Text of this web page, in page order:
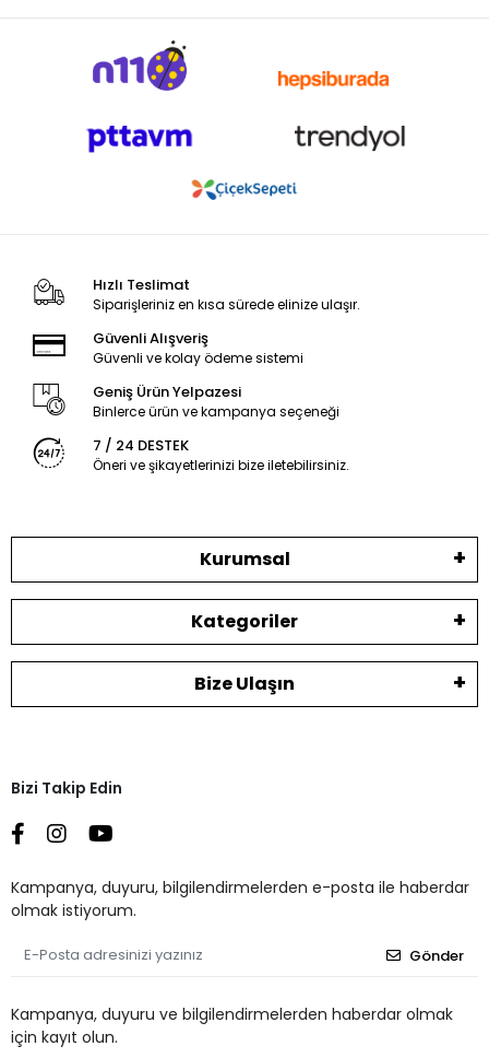
Hızlı Teslimat
Siparişleriniz en kısa sürede elinize ulaşır.
Güvenli Alışveriş
Güvenli ve kolay ödeme sistemi
Geniş Ürün Yelpazesi
Binlerce ürün ve kampanya seçeneği
7 / 24 DESTEK
Öneri ve şikayetlerinizi bize iletebilirsiniz.
Kurumsal
Kategoriler
Bize Ulaşın
Bizi Takip Edin
Kampanya, duyuru, bilgilendirmelerden e-posta ile haberdar
olmak istiyorum.
Gönder
Kampanya, duyuru ve bilgilendirmelerden haberdar olmak
için kayıt olun.